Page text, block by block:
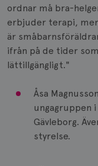
ordnar må bra-
erbjuder terapi,
är
ifrån på de tider
lättillgängligt."
Åsa
ungagruppen
Gävleborg.
styrelse.